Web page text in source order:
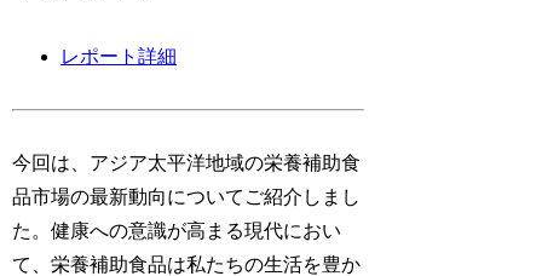
レポート詳細
今回は、アジア太平洋地域の栄養補助食
品市場の最新動向についてご紹介しまし
た。健康への意識が高まる現代におい
て、栄養補助食品は私たちの生活を豊か